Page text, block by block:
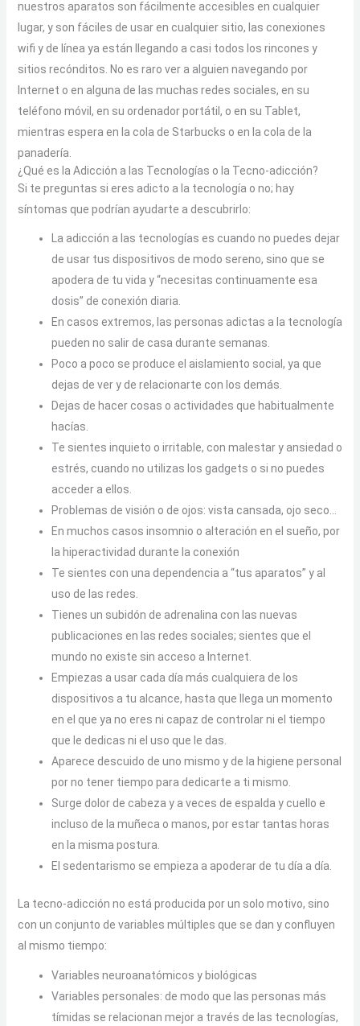
nuestros aparatos son fácilmente accesibles en cualquier
lugar, y son fáciles de usar en cualquier sitio, las conexiones
wifi y de línea ya están llegando a casi todos los rincones y
sitios recónditos. No es raro ver a alguien navegando por
Internet o en alguna de las muchas redes sociales, en su
teléfono móvil, en su ordenador portátil, o en su Tablet,
mientras espera en la cola de Starbucks o en la cola de la
panadería.
¿Qué es la Adicción a las Tecnologías o la Tecno-adicción?
Si te preguntas si eres adicto a la tecnología o no; hay
síntomas que podrían ayudarte a descubrirlo:
La adicción a las tecnologías es cuando no puedes dejar
de usar tus dispositivos de modo sereno, sino que se
apodera de tu vida y “necesitas continuamente esa
dosis” de conexión diaria.
En casos extremos, las personas adictas a la tecnología
pueden no salir de casa durante semanas.
Poco a poco se produce el aislamiento social, ya que
dejas de ver y de relacionarte con los demás.
Dejas de hacer cosas o actividades que habitualmente
hacías.
Te sientes inquieto o irritable, con malestar y ansiedad o
estrés, cuando no utilizas los gadgets o si no puedes
acceder a ellos.
Problemas de visión o de ojos: vista cansada, ojo seco…
En muchos casos insomnio o alteración en el sueño, por
la hiperactividad durante la conexión
Te sientes con una dependencia a “tus aparatos” y al
uso de las redes.
Tienes un subidón de adrenalina con las nuevas
publicaciones en las redes sociales; sientes que el
mundo no existe sin acceso a Internet.
Empiezas a usar cada día más cualquiera de los
dispositivos a tu alcance, hasta que llega un momento
en el que ya no eres ni capaz de controlar ni el tiempo
que le dedicas ni el uso que le das.
Aparece descuido de uno mismo y de la higiene personal
por no tener tiempo para dedicarte a ti mismo.
Surge dolor de cabeza y a veces de espalda y cuello e
incluso de la muñeca o manos, por estar tantas horas
en la misma postura.
El sedentarismo se empieza a apoderar de tu día a día.
La tecno-adicción no está producida por un solo motivo, sino
con un conjunto de variables múltiples que se dan y confluyen
al mismo tiempo:
Variables neuroanatómicos y biológicas
Variables personales: de modo que las personas más
tímidas se relacionan mejor a través de las tecnologías,